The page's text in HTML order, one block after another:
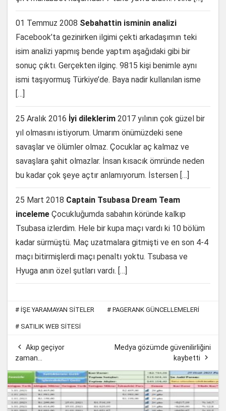
01 Temmuz 2008 Sebahattin isminin analizi
Facebook’ta gezinirken ilgimi çekti arkadaşımın teki
isim analizi yapmış bende yaptım aşağıdaki gibi bir
sonuç çıktı. Gerçekten ilginç. 9815 kişi benimle aynı
ismi taşıyormuş Türkiye’de. Baya nadir kullanılan isme
[…]
25 Aralık 2016 İyi dileklerim 2017 yılının çok güzel bir
yıl olmasını istiyorum. Umarım önümüzdeki sene
savaşlar ve ölümler olmaz. Çocuklar aç kalmaz ve
savaşlara şahit olmazlar. İnsan kısacık ömründe neden
bu kadar çok şeye açtır anlamıyorum. İstersen […]
25 Mart 2018 Captain Tsubasa Dream Team
inceleme Çocukluğumda sabahın köründe kalkıp
Tsubasa izlerdim. Hele bir kupa maçı vardı ki 10 bölüm
kadar sürmüştü. Maç uzatmalara gitmişti ve en son 4-4
maçı bitirmişlerdi maçı penaltı yoktu. Tsubasa ve
Hyuga anın özel şutları vardı. […]
# IŞE YARAMAYAN SITELER # PAGERANK GÜNCELLEMELERI
# SATILIK WEB SITESI
 Akıp geçiyor
zaman…
Medya gözümde güvenilirliğini
kaybetti
